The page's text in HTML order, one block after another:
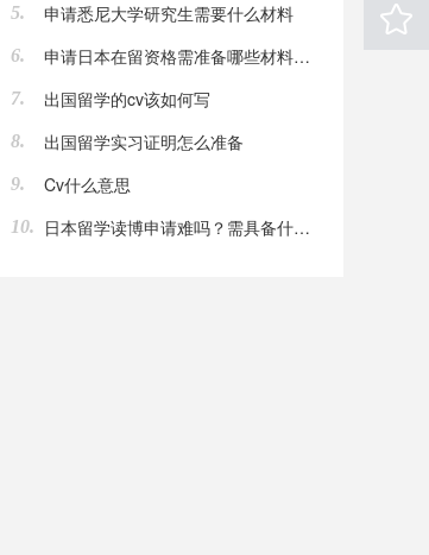
5. 申请悉尼大学研究生需要什么材料
6. 申请日本在留资格需准备哪些材料？照片尺寸有何要求？
7. 出国留学的cv该如何写
8. 出国留学实习证明怎么准备
9. Cv什么意思
10. 日本留学读博申请难吗？需具备什么条件？准备哪些材料？